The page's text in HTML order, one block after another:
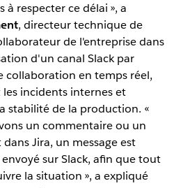
à respecter ce délai », a
, directeur technique de
de l'entreprise dans
d'un canal Slack par
collaboration en temps réel,
les incidents internes et
stabilité de la production. «
un commentaire ou un
Jira, un message est
sur Slack, afin que tout
la situation », a expliqué